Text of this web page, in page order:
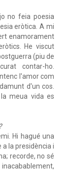
no feia poesia
eròtica. A mi
enamorament
He viscut
(piu de
contar-ho.
l'amor com
d'un cos.
meua vida es
Hi hagué una
la presidència i
recorde, no sé